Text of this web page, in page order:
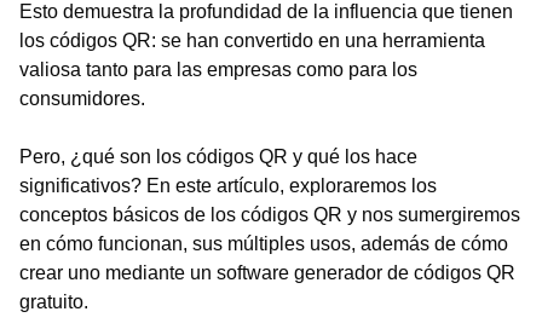
Esto demuestra la profundidad de la influencia que tienen
los códigos QR: se han convertido en una herramienta
valiosa tanto para las empresas como para los
consumidores.
Pero, ¿qué son los códigos QR y qué los hace
significativos? En este artículo, exploraremos los
conceptos básicos de los códigos QR y nos sumergiremos
en cómo funcionan, sus múltiples usos, además de cómo
crear uno mediante un software generador de códigos QR
gratuito.